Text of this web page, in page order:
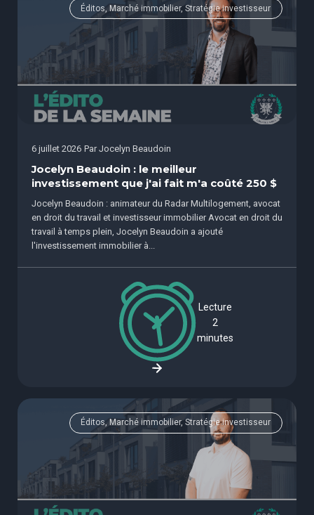
Éditos, Marché immobilier, Stratégie investisseur
6 juillet 2026 Par Jocelyn Beaudoin
Jocelyn Beaudoin : le meilleur
investissement que j'ai fait m'a coûté 250 $
Jocelyn Beaudoin : animateur du Radar Multilogement, avocat
en droit du travail et investisseur immobilier Avocat en droit du
travail à temps plein, Jocelyn Beaudoin a ajouté
l'investissement immobilier à...
Lecture
2
minutes
Éditos, Marché immobilier, Stratégie investisseur